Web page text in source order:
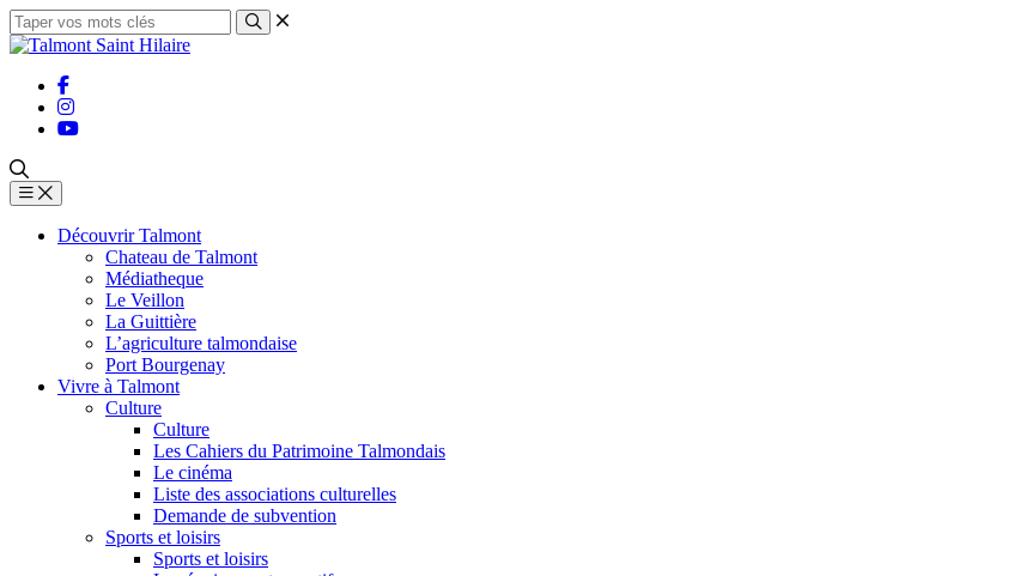
Découvrir Talmont
Chateau de Talmont
Médiatheque
Le Veillon
La Guittière
L’agriculture talmondaise
Port Bourgenay
Vivre à Talmont
Culture
Culture
Les Cahiers du Patrimoine Talmondais
Le cinéma
Liste des associations culturelles
Demande de subvention
Sports et loisirs
Sports et loisirs